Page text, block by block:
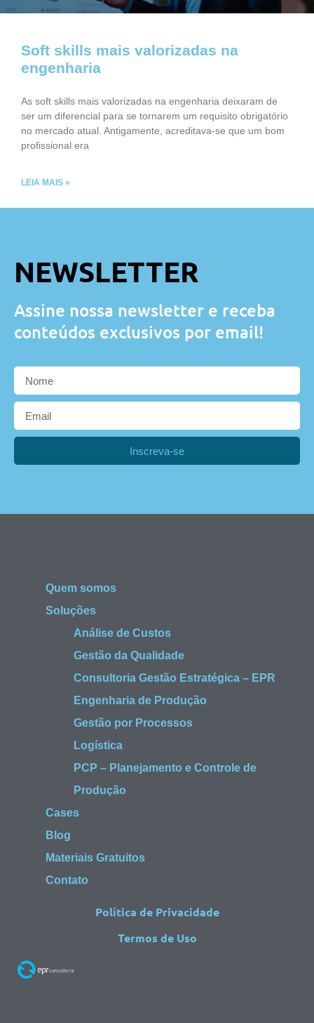
Soft skills mais valorizadas na
engenharia
As soft skills mais valorizadas na engenharia deixaram de
ser um diferencial para se tornarem um requisito obrigatório
no mercado atual. Antigamente, acreditava-se que um bom
profissional era
LEIA MAIS »
NEWSLETTER
Assine nossa newsletter e receba
conteúdos exclusivos por email!
Inscreva-se
Quem somos
Soluções
Análise de Custos
Gestão da Qualidade
Consultoria Gestão Estratégica – EPR
Engenharia de Produção
Gestão por Processos
Logística
PCP – Planejamento e Controle de
Produção
Cases
Blog
Materiais Gratuitos
Contato
Política de Privacidade
Termos de Uso